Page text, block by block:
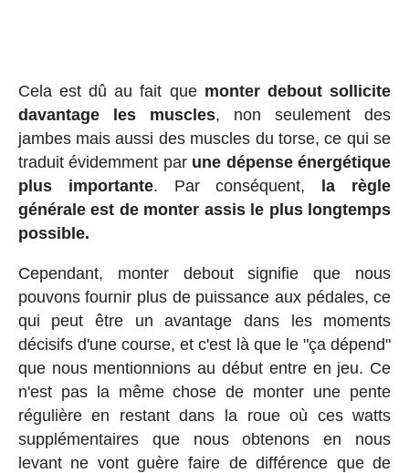
Cela est dû au fait que monter debout sollicite
davantage les muscles, non seulement des
jambes mais aussi des muscles du torse, ce qui se
traduit évidemment par une dépense énergétique
plus importante. Par conséquent, la règle
générale est de monter assis le plus longtemps
possible.
Cependant, monter debout signifie que nous
pouvons fournir plus de puissance aux pédales, ce
qui peut être un avantage dans les moments
décisifs d'une course, et c'est là que le "ça dépend"
que nous mentionnions au début entre en jeu. Ce
n'est pas la même chose de monter une pente
régulière en restant dans la roue où ces watts
supplémentaires que nous obtenons en nous
levant ne vont guère faire de différence que de